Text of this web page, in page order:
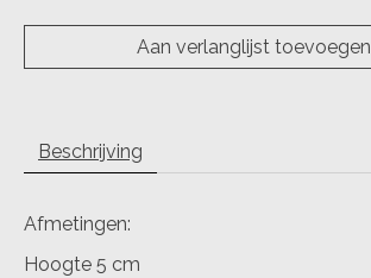
Aan verlanglijst toevoegen
Beschrijving
Afmetingen:
Hoogte 5 cm